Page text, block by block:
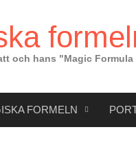
och hans "Magic
FORMELN